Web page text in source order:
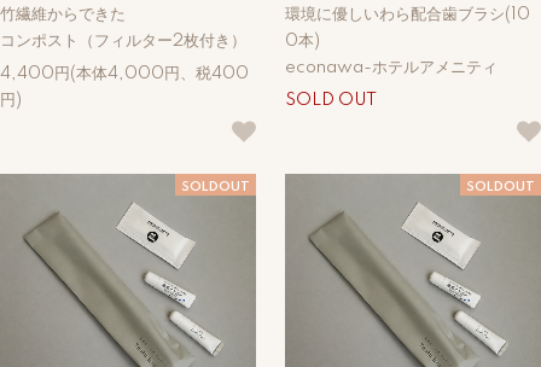
竹繊維からできた
コンポスト（フィルター2枚付き）
4,400円(本体4,000円、税400
円)
環境に優しいわら配合歯ブラシ(10
0本)
econawa-ホテルアメニティ
SOLD OUT
SOLDOUT SOLDOUT